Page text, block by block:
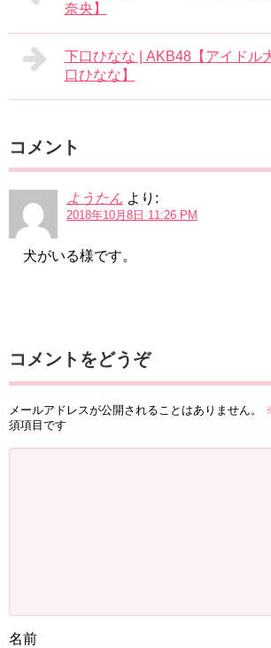
奈央】
下口ひなな | AKB48【アイドル
口ひなな】
コメント
ようたん より:
2018年10月8日 11:26 PM
犬がいる様です。
コメントをどうぞ
メールアドレスが公開されることはありません。
須項目です
名前